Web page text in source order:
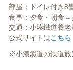
部屋：トイレ付き8
食事：夕食・朝食＝
交通：小湊鐵道養老
公式サイトはこちら
※小湊鐵道の鉄道旅